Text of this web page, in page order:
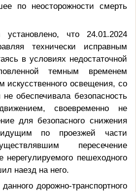
по неосторожности смерть
установлено, что 24.01.2024
технически исправным
в условиях недостаточной
темным временем
искусственного освещения, со
не обеспечивала безопасность
своевременно не
для безопасного снижения
по проезжей части
пересечение
нерегулируемого пешеходного
наезд на него.
дорожно-транспортного